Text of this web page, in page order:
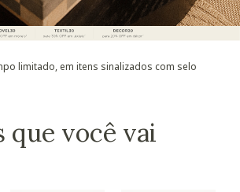
limitado, em itens sinalizados com selo
que você vai